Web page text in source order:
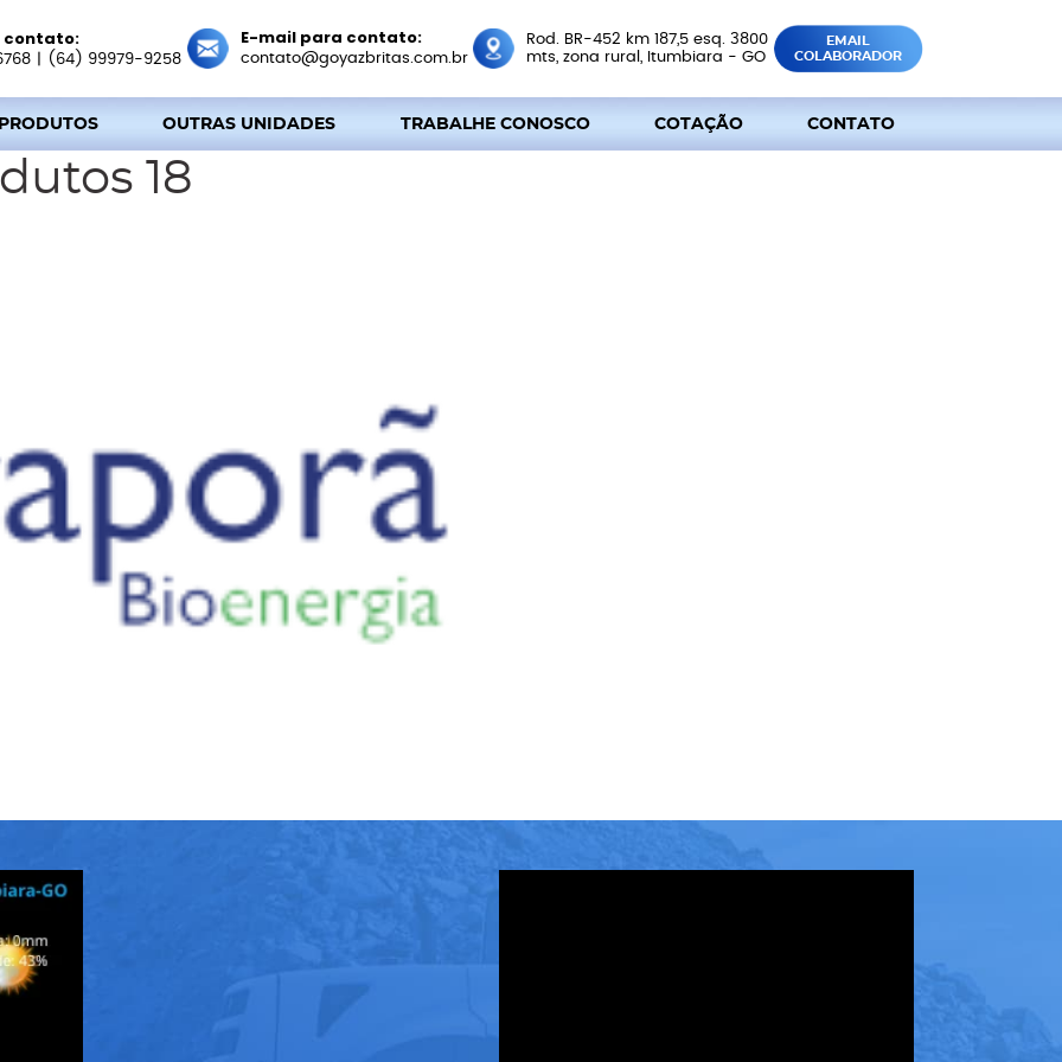
contato:
(64) 99979-9258
E-mail para contato:
contato@goyazbritas.com.br
Rod. BR-452 km 187,5 esq. 3800
mts, zona rural, Itumbiara - GO
EMAIL
COLABORADOR
OUTRAS UNIDADES TRABALHE CONOSCO COTAÇÃO CONTATO
18